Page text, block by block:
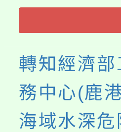
轉知經濟
務中心(鹿
海域水深